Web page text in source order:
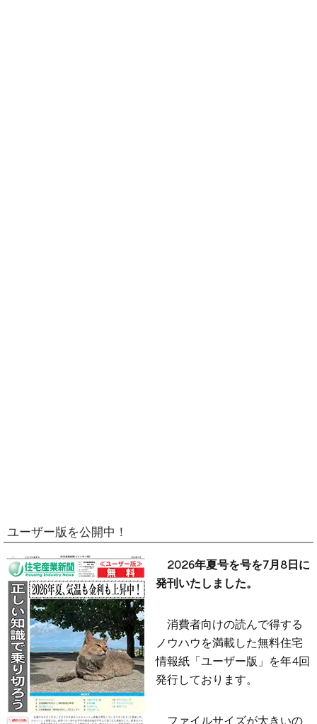
ユーザー版を公開中！
2026年夏号を号を7月8日に
発刊いたしました。
消費者向けの読んで得する
ノウハウを満載した無料住宅
情報紙「ユーザー版」を年4回
発行しております。
ファイルサイズが大きいの